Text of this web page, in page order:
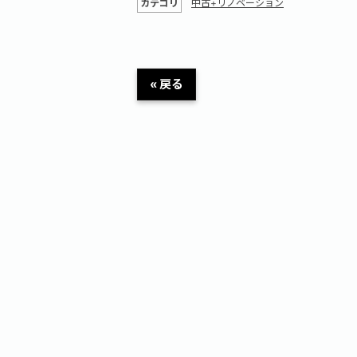
カテゴリ 中古+リノベーション
« 戻る